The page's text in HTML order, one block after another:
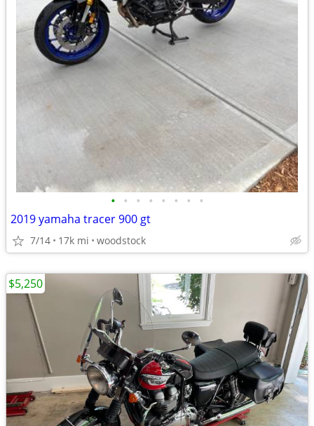
• • • • • • • •
2019 yamaha tracer 900 gt
7/14 17k mi woodstock
$5,250